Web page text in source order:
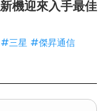
機迎來入手最佳
#三星 #傑昇通信